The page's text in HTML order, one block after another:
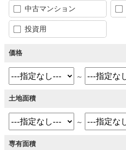
中古マンション
投資用
価格
～
土地面積
～
専有面積